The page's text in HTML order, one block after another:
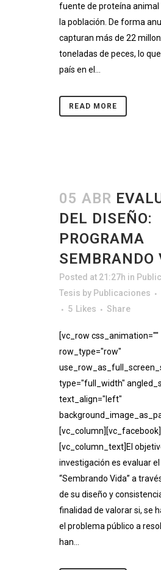
fuente de proteína
la población. De forma
capturan más de 22
toneladas de peces, lo
país en el...
READ MORE
05 ABR
DEL DISEÑO:
PROGRAMA
SEMBRANDO
Posted at 21:27h in
Tesis by Publicaciones
5 Likes Share
[vc_row css_animation=""
row_type="row"
type="full_width"
text_align="left"
[vc_column][vc_facebook]
[vc_column_text]El
investigación es evaluar
“Sembrando Vida” a
de su diseño y
finalidad de valorar si, se
el problema público a
han...